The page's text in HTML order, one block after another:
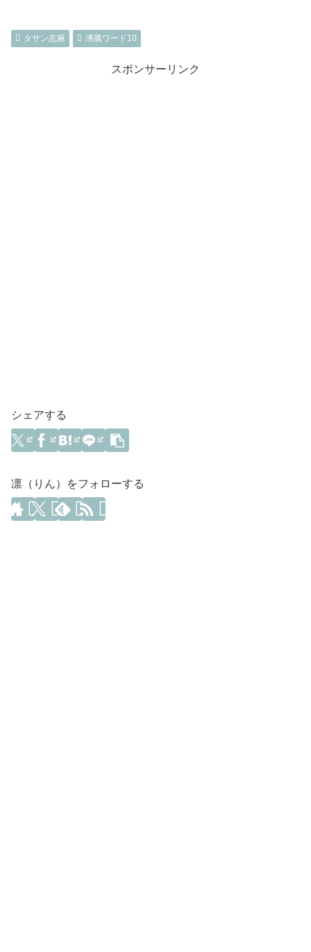
タサン志麻 沸騰ワード10
スポンサーリンク
シェアする
凛（りん）をフォローする